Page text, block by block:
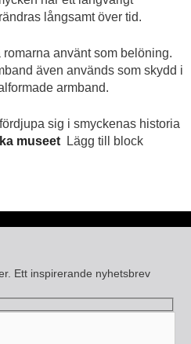
långsamt över tid.
använt som belöning.
även används som skydd i
armband.
sig i smyckenas historia
museet Lägg till block
Ett inspirerande nyhetsbrev